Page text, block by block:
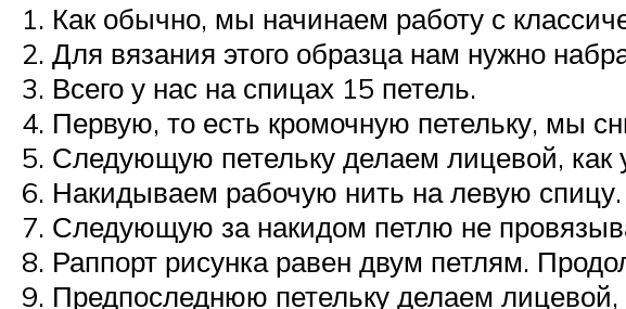
Как обычно, мы начинаем работу с
Для вязания этого образца нам нужно
Всего у нас на спицах 15 петель.
Первую, то есть кромочную петельку, мы
Следующую петельку делаем лицевой,
Накидываем рабочую нить на левую спицу.
Следующую за накидом петлю не
Раппорт рисунка равен двум петлям.
Предпоследнюю петельку делаем